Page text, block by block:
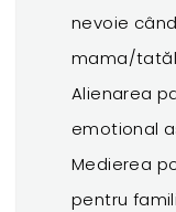
nevoie
mama/tatăl
Alienarea
emotional
Medierea
pentru